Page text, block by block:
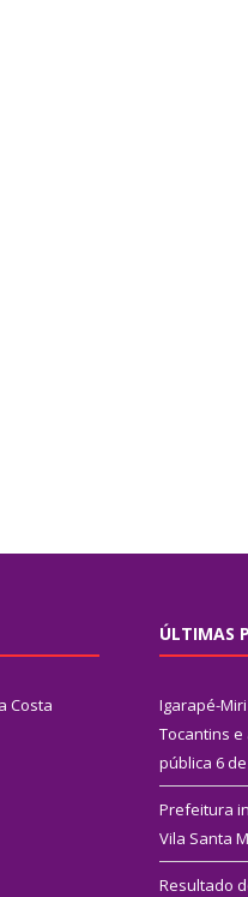
Costa
ÚLTIMAS
Igarapé-
Tocantins
pública 6
Prefeitura
Vila Santa
Resultado